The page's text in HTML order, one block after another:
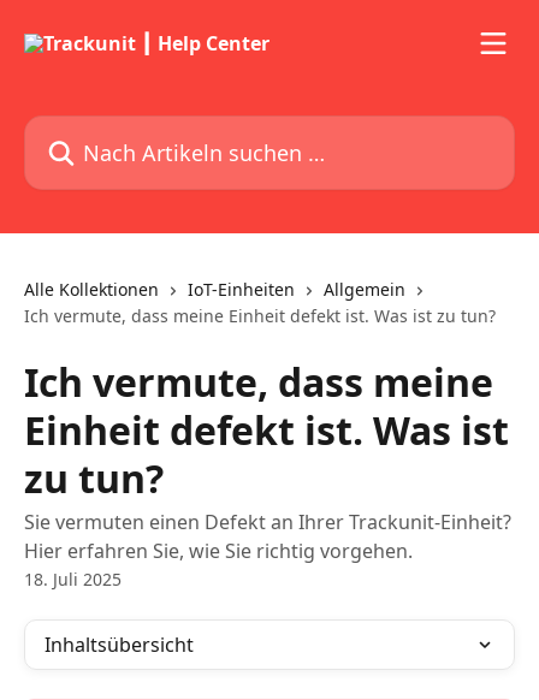
Nach Artikeln suchen …
Alle Kollektionen IoT-Einheiten
Allgemein
Ich vermute, dass meine Einheit defekt ist. Was ist zu tun?
Ich vermute, dass meine
Einheit defekt ist. Was ist
zu tun?
Sie vermuten einen Defekt an Ihrer Trackunit-Einheit?
Hier erfahren Sie, wie Sie richtig vorgehen.
18. Juli 2025
Inhaltsübersicht